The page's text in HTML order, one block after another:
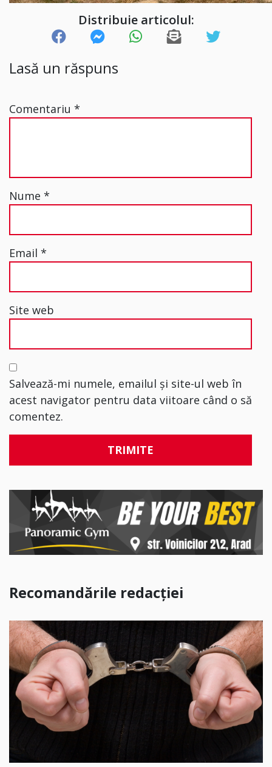
Distribuie articolul:
Lasă un răspuns
Comentariu *
Nume *
Email *
Site web
Salvează-mi numele, emailul și site-ul web în
acest navigator pentru data viitoare când o să
comentez.
Recomandările redacției